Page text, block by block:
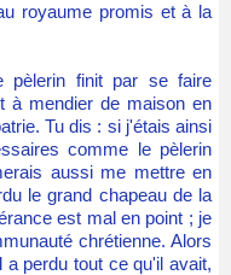
royaume promis et à la
pèlerin finit par se faire
à mendier de maison en
Tu dis : si j'étais ainsi
comme le pèlerin
aussi me mettre en
le grand chapeau de la
est mal en point ; je
chrétienne. Alors
perdu tout ce qu'il avait,